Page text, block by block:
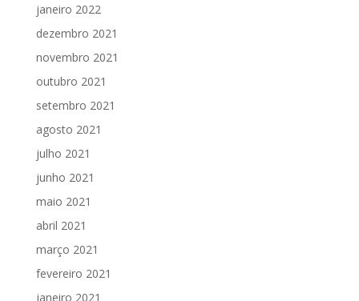
janeiro 2022
dezembro 2021
novembro 2021
outubro 2021
setembro 2021
agosto 2021
julho 2021
junho 2021
maio 2021
abril 2021
março 2021
fevereiro 2021
janeiro 2021